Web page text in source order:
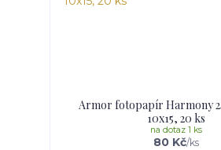
Armor fotopapír Harmony
10x15, 20 ks
80 Kč/ks
na dotaz 1 ks